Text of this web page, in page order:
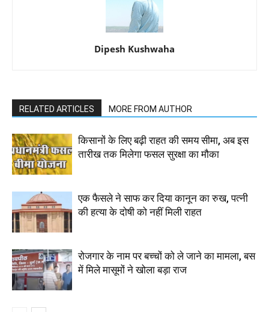
Dipesh Kushwaha
RELATED ARTICLES MORE FROM AUTHOR
किसानों के लिए बढ़ी राहत की समय सीमा, अब इस
तारीख तक मिलेगा फसल सुरक्षा का मौका
एक फैसले ने साफ कर दिया कानून का रुख, पत्नी
की हत्या के दोषी को नहीं मिली राहत
रोजगार के नाम पर बच्चों को ले जाने का मामला, बस
में मिले मासूमों ने खोला बड़ा राज